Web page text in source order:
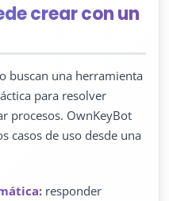
crear con un
buscan una herramienta
para resolver
procesos. OwnKeyBot
casos de uso desde una
responder